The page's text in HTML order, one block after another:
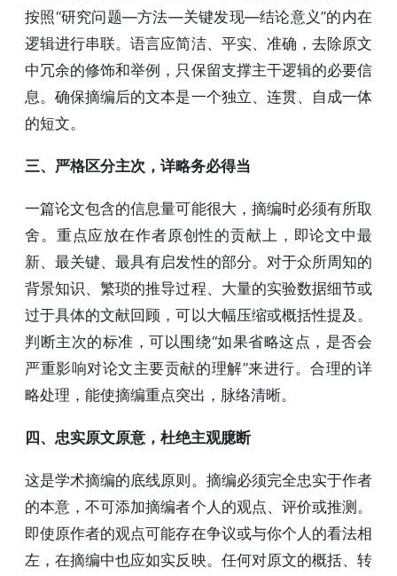
按照“研究问题—方法—关键发现—结论意义”的内在
逻辑进行串联。语言应简洁、平实、准确，去除原文
中冗余的修饰和举例，只保留支撑主干逻辑的必要信
息。确保摘编后的文本是一个独立、连贯、自成一体
的短文。
三、严格区分主次，详略务必得当
一篇论文包含的信息量可能很大，摘编时必须有所取
舍。重点应放在作者原创性的贡献上，即论文中最
新、最关键、最具有启发性的部分。对于众所周知的
背景知识、繁琐的推导过程、大量的实验数据细节或
过于具体的文献回顾，可以大幅压缩或概括性提及。
判断主次的标准，可以围绕“如果省略这点，是否会
严重影响对论文主要贡献的理解”来进行。合理的详
略处理，能使摘编重点突出，脉络清晰。
四、忠实原文原意，杜绝主观臆断
这是学术摘编的底线原则。摘编必须完全忠实于作者
的本意，不可添加摘编者个人的观点、评价或推测。
即使原作者的观点可能存在争议或与你个人的看法相
左，在摘编中也应如实反映。任何对原文的概括、转